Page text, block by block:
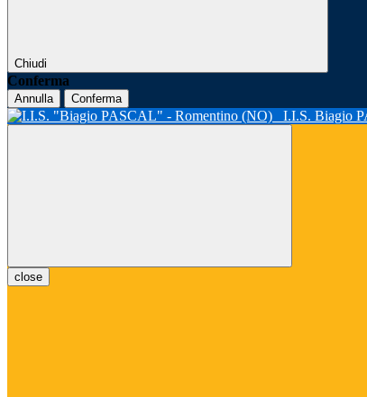
Chiudi
Conferma
Annulla Conferma
I.I.S. Biagio
close